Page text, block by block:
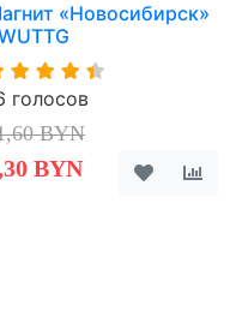
«Новосибирск»
голосов
BYN
BYN